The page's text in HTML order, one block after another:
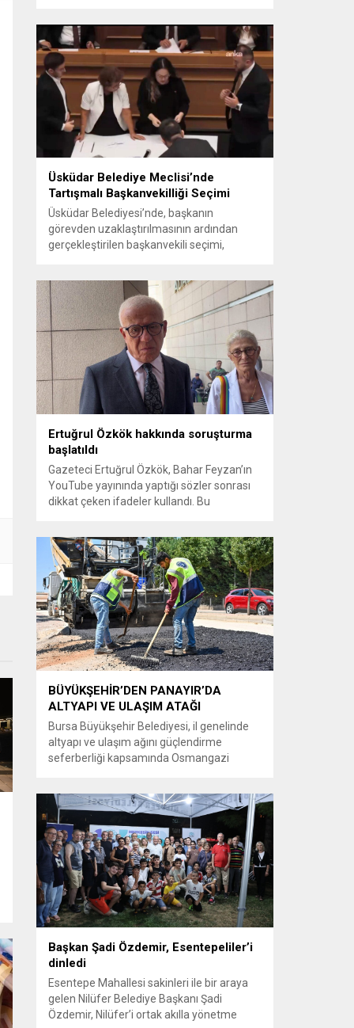
değerlendirdi. İnceleme sonucunda,
aralarında Ekrem İmamoğlu’nun da
bulunduğu 53 tutuklu hakkında tutukluluk
hallerinin sürdürülmesine karar verildi.
İddialar ve değerlendirilen talepler
Soruşturma kapsamında sanıklara
yöneltilen...
Üsküdar Belediye Meclisi’nde
Tartışmalı Başkanvekilliği Seçimi
Üsküdar Belediyesi’nde, başkanın
görevden uzaklaştırılmasının ardından
gerçekleştirilen başkanvekili seçimi,
oylamada usul ve gizlilikle ilgili ciddi iddialar
ortaya atıldı; bazı oyların geçersiz
sayılması ve meclis içindeki yönlendirmeler
kamuoyunda tepkilere yol açtı. Seçim
sürecinde yaşanan gelişmeler, parti
grupları arasındaki gerilimi artırdı. CHP’nin...
Ertuğrul Özkök hakkında soruşturma
başlatıldı
Gazeteci Ertuğrul Özkök, Bahar Feyzan’ın
YouTube yayınında yaptığı sözler sonrası
dikkat çeken ifadeler kullandı. Bu
‘Cumhurbaşkanına hakaret’ suçundan
re’sen soruşturma başlatıldı. Özkök,
hakkındaki soruşturma kapsamında
Çağlayan’daki İstanbul Adalet Sarayı’na
giderek savcılığa ifade verdi. İfadesinin
ardından adliyeden ayrıldığı bildirildi.
Programdaki sözleri ve savunması...
BÜYÜKŞEHİR’DEN PANAYIR’DA
ALTYAPI VE ULAŞIM ATAĞI
Bursa Büyükşehir Belediyesi, il genelinde
altyapı ve ulaşım ağını güçlendirme
seferberliği kapsamında Osmangazi
Büyükşehir Belediyesi, BUSKİ Genel
Müdürlüğü ve Ulaşım Dairesi Başkanlığı
koordinasyonuyla Osmangazi ilçesine bağlı
Panayır Mahallesi 3’üncü Pınar
Caddesi’nde altyapı ve üstyapıyı yenileme
çalışmalarında sona yaklaştı. Bölgenin en...
Başkan Şadi Özdemir, Esentepeliler’i
dinledi
Esentepe Mahallesi sakinleri ile bir araya
gelen Nilüfer Belediye Başkanı Şadi
Özdemir, Nilüfer’i ortak akılla yönetme